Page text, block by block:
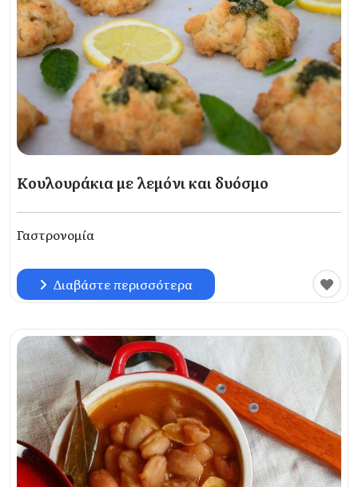
Κουλουράκια με λεμόνι και δυόσμο
Γαστρονομία
Διαβάστε περισσότερα